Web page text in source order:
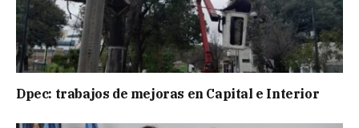
Dpec: trabajos de mejoras en Capital e Interior